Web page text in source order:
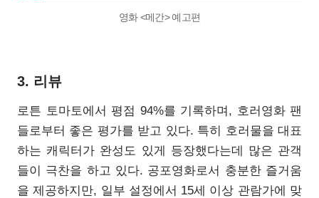
영화 <메간> 예고편
3. 리뷰
로튼 토마토에서 평점 94%를 기록하며, 호러영화 팬
들로부터 좋은 평가를 받고 있다. 특히 호러물을 대표
하는 캐릭터가 완성도 있게 등장했다는데 많은 관객
들이 극찬을 하고 있다. 공포영화로서 충분한 즐거움
을 제공하지만, 일부 설정에서 15세 이상 관람가에 맞